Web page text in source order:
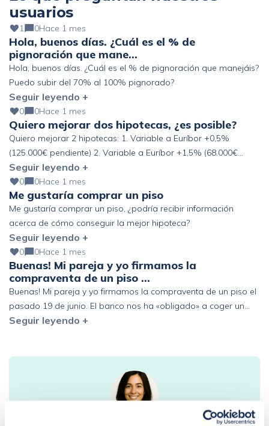
usuarios
1 0Hace 1 mes
Hola, buenos días. ¿Cuál es el % de
pignoración que mane…
Hola, buenos días. ¿Cuál es el % de pignoración que manejáis?
Puedo subir del 70% al 100% pignorado?
Seguir leyendo +
0 0Hace 1 mes
Quiero mejorar dos hipotecas, ¿es posible?
Quiero mejorar 2 hipotecas: 1. Variable a Euríbor +0,5%
(125.000€ pendiente) 2. Variable a Euríbor +1,5% (68.000€
pendiente) Altos ingresos y ahorro, pero fuera de España. ¿Se
podría mejorar?
Seguir leyendo +
0 0Hace 1 mes
Me gustaría comprar un piso
Me gustaría comprar un piso, ¿podría recibir información
acerca de cómo conseguir la mejor hipoteca?
Seguir leyendo +
0 0Hace 1 mes
Buenas! Mi pareja y yo firmamos la
compraventa de un piso …
Buenas! Mi pareja y yo firmamos la compraventa de un piso el
pasado 19 de junio. El banco nos ha «obligado» a coger un
seguro de vida de prima única de 6 años y estamos pensando
Seguir leyendo +